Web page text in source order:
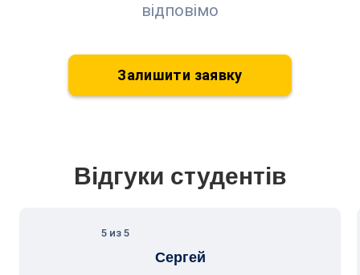
відповімо
Залишити заявку
Відгуки студентів
5 из 5
Сергей